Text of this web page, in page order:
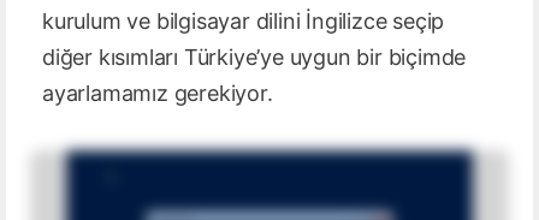
kurulum ve bilgisayar dilini İngilizce seçip
diğer kısımları Türkiye’ye uygun bir biçimde
ayarlamamız gerekiyor.